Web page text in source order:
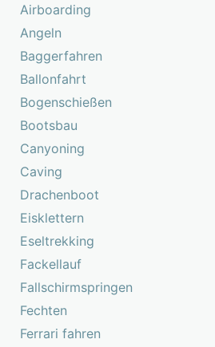
Airboarding
Angeln
Baggerfahren
Ballonfahrt
Bogenschießen
Bootsbau
Canyoning
Caving
Drachenboot
Eisklettern
Eseltrekking
Fackellauf
Fallschirmspringen
Fechten
Ferrari fahren